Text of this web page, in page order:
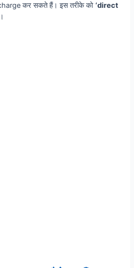
कर सकते हैं। इस तरीके को ‘direct